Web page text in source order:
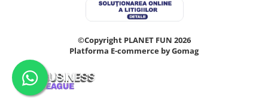
©Copyright PLANET FUN 2026
Platforma E-commerce by Gomag